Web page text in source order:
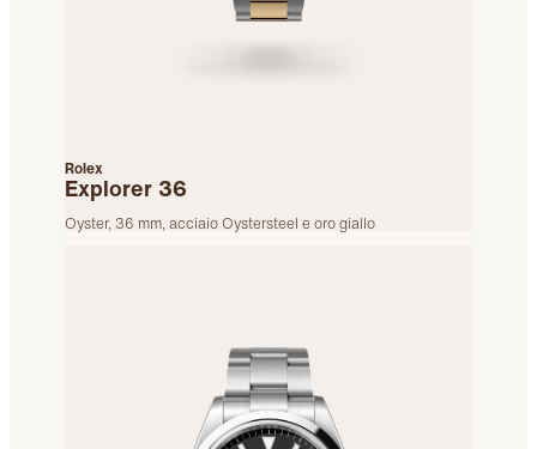
Rolex
Explorer 36
Oyster, 36 mm, acciaio Oystersteel e oro giallo